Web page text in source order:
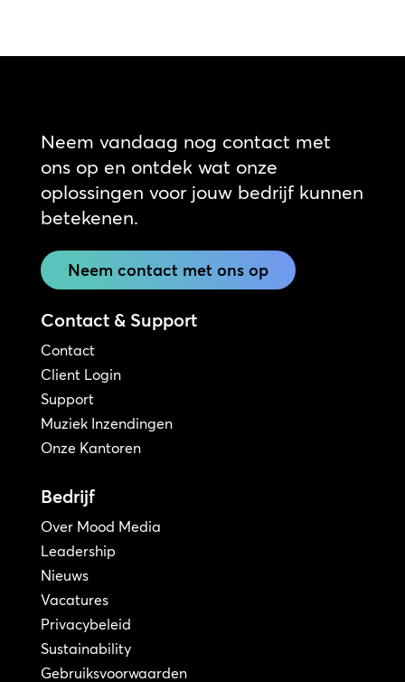
Neem vandaag nog contact met
ons op en ontdek wat onze
oplossingen voor jouw bedrijf kunnen
betekenen.
Neem contact met ons op
Contact & Support
Contact
Client Login
Support
Muziek Inzendingen
Onze Kantoren
Bedrijf
Over Mood Media
Leadership
Nieuws
Vacatures
Privacybeleid
Sustainability
Gebruiksvoorwaarden